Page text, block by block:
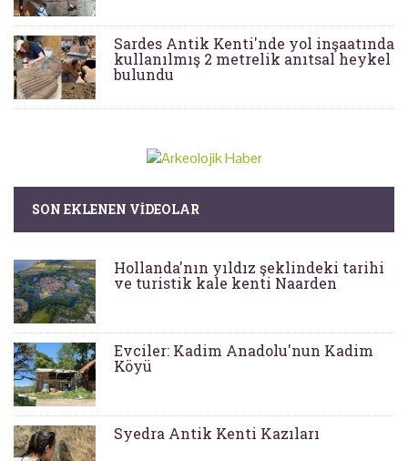
Sardes Antik Kenti'nde yol inşaatında
kullanılmış 2 metrelik anıtsal heykel
bulundu
SON EKLENEN VIDEOLAR
Hollanda'nın yıldız şeklindeki tarihi
ve turistik kale kenti Naarden
Evciler: Kadim Anadolu'nun Kadim
Köyü
Syedra Antik Kenti Kazıları